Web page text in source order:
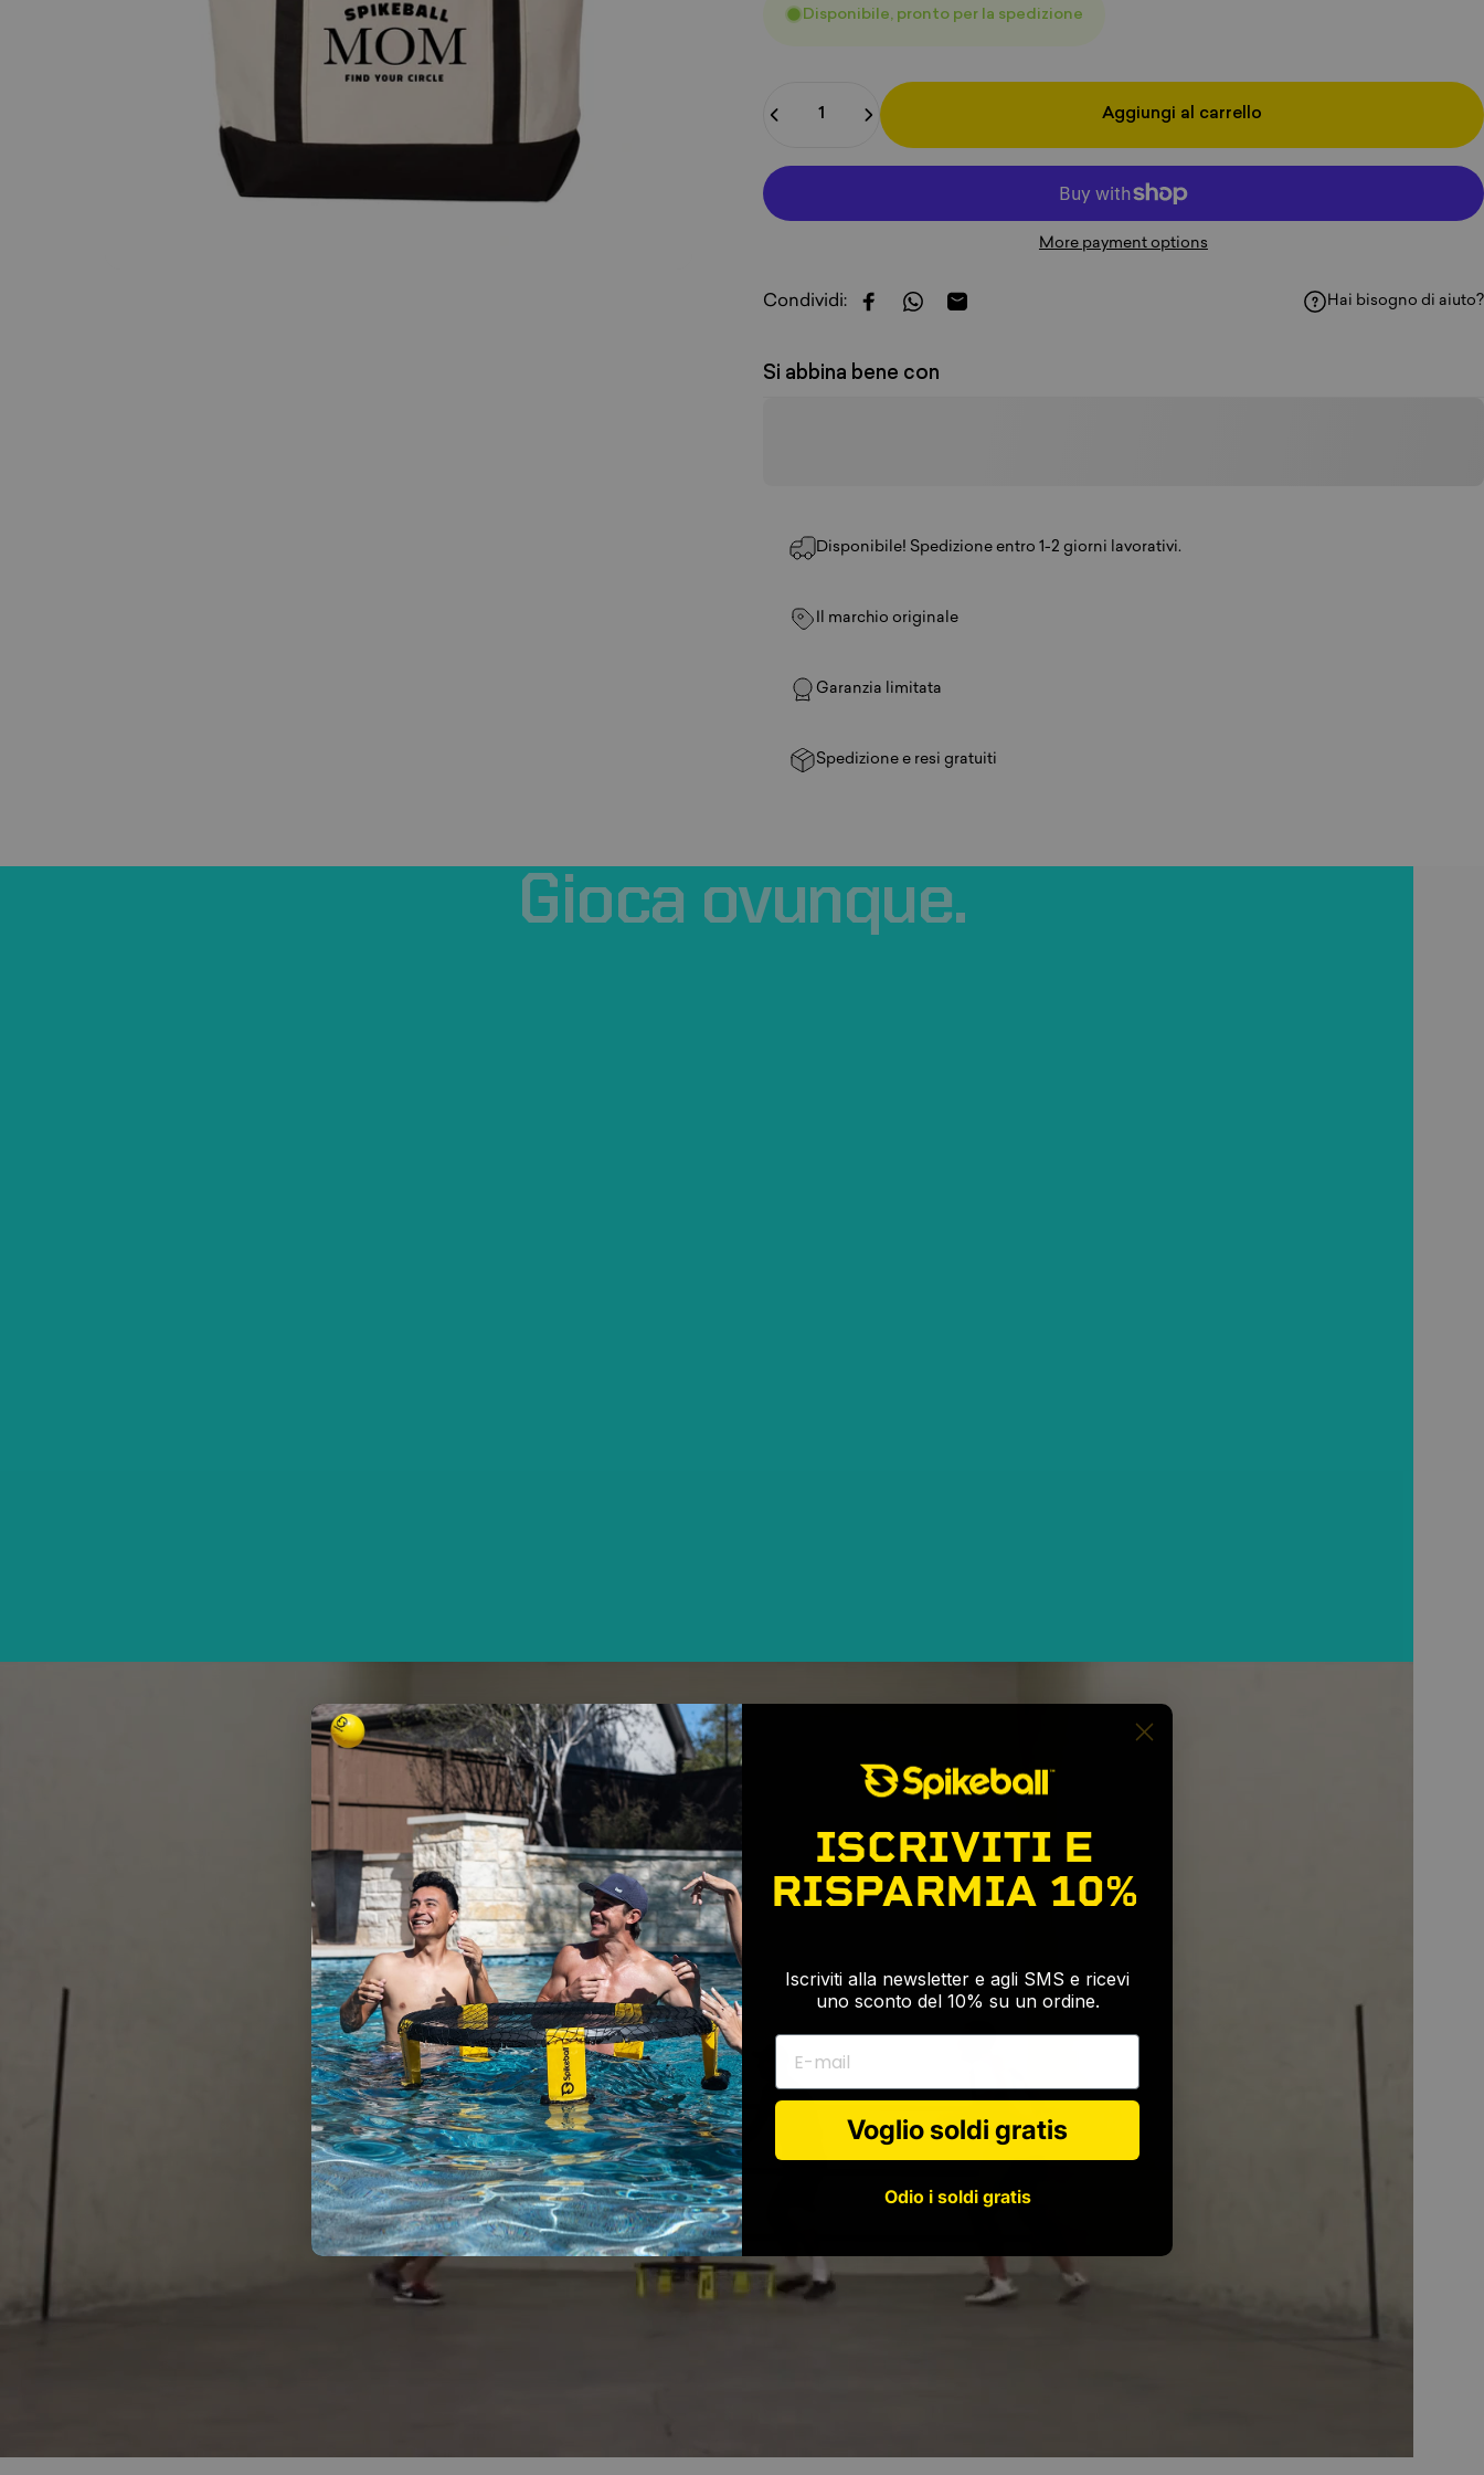
Disponibile, pronto per la spedizione
Aggiungi al carrello
More payment options
Condividi:
Condividi su Facebook
Condividi su WhatsApp
Condividi via e-mail
Hai bisogno di aiuto?
Si abbina bene con
Disponibile! Spedizione entro 1-2 giorni lavorativi.
Il marchio originale
Garanzia limitata
Spedizione e resi gratuiti
Gioca ovunque.
ISCRIVITI E
RISPARMIA 10%
Iscriviti alla newsletter e agli SMS e ricevi
uno sconto del 10% su un ordine.
E-mail
Voglio soldi gratis
Odio i soldi gratis